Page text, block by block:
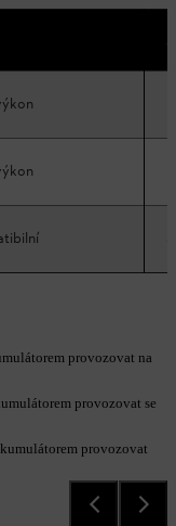
provozovat na
provozovat se
provozovat